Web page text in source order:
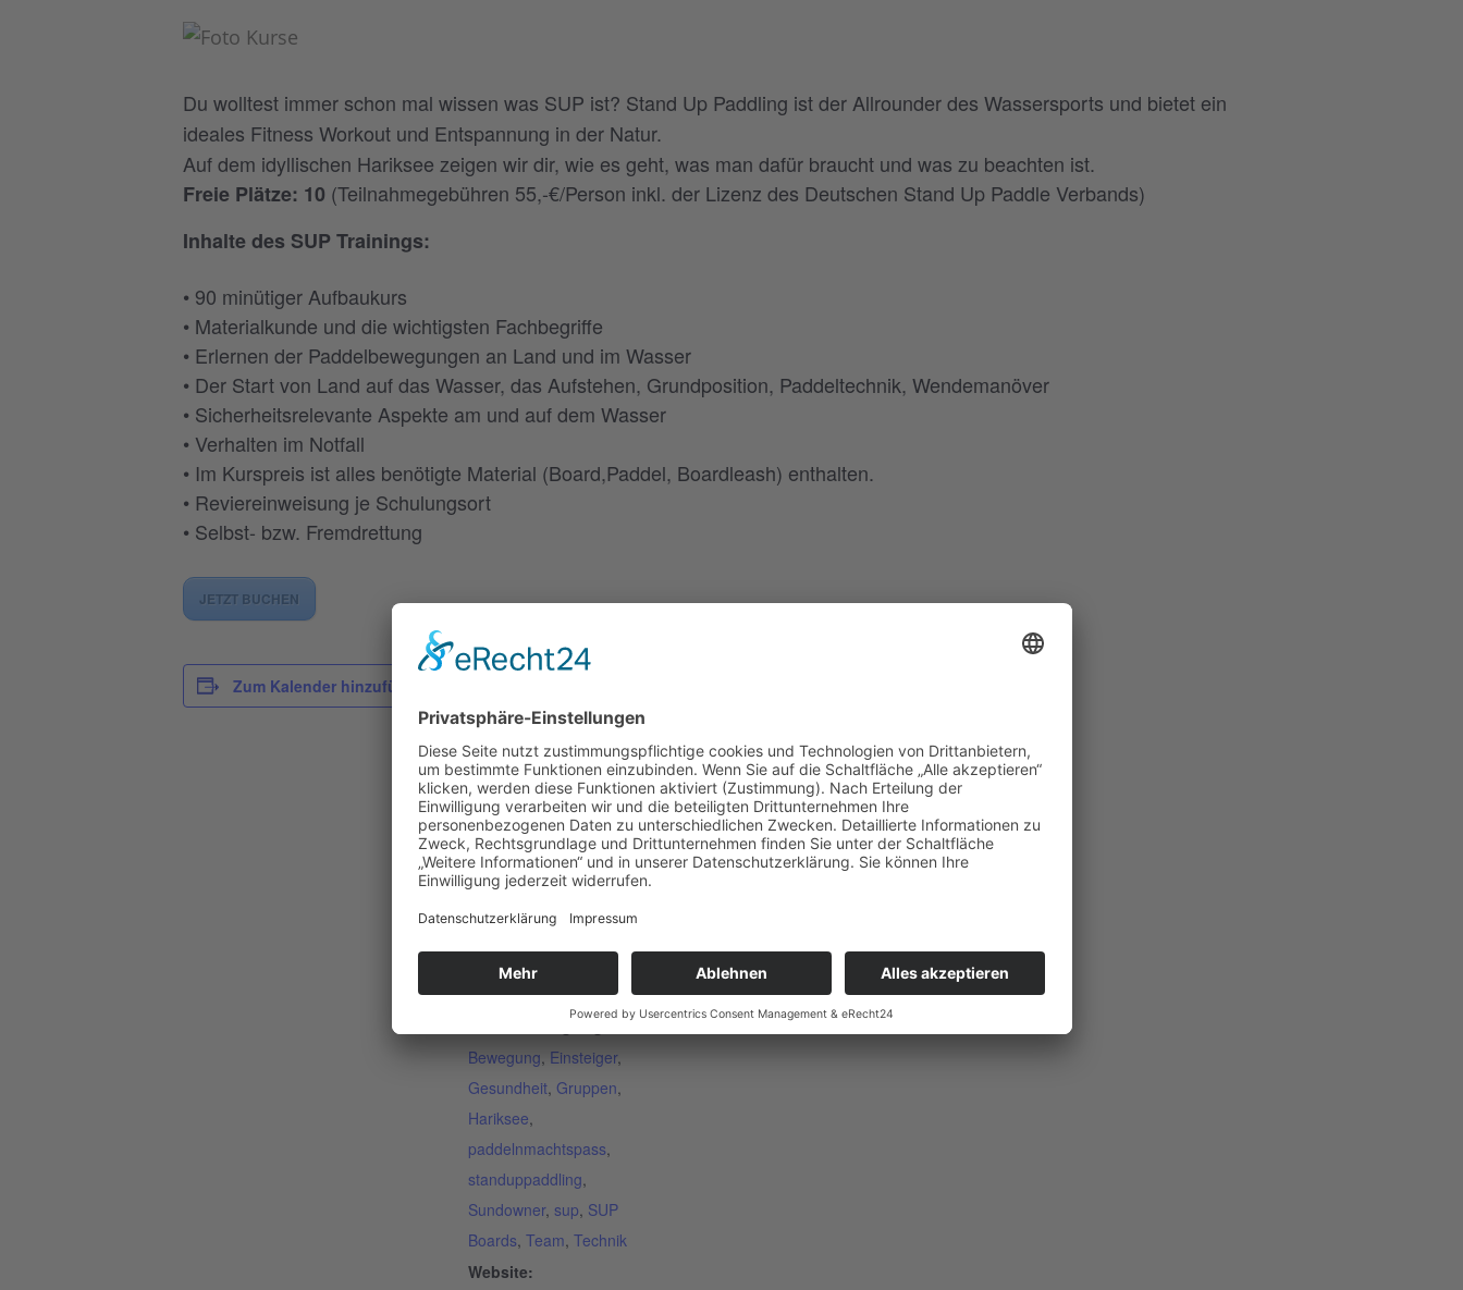
Du wolltest immer schon mal wissen was SUP ist? Stand Up Paddling ist der Allrounder des Wassersports und bietet ein
ideales Fitness Workout und Entspannung in der Natur.
Auf dem idyllischen Hariksee zeigen wir dir, wie es geht, was man dafür braucht und was zu beachten ist.
Freie Plätze: 10 (Teilnahmegebühren 55,-€/Person inkl. der Lizenz des Deutschen Stand Up Paddle Verbands)
Inhalte des SUP Trainings:
• 90 minütiger Aufbaukurs
• Materialkunde und die wichtigsten Fachbegriffe
• Erlernen der Paddelbewegungen an Land und im Wasser
• Der Start von Land auf das Wasser, das Aufstehen, Grundposition, Paddeltechnik, Wendemanöver
• Sicherheitsrelevante Aspekte am und auf dem Wasser
• Verhalten im Notfall
• Im Kurspreis ist alles benötigte Material (Board,Paddel, Boardleash) enthalten.
• Reviereinweisung je Schulungsort
• Selbst- bzw. Fremdrettung
JETZT BUCHEN
Zum Kalender hinzufügen
DETAILS
Datum:
20. August 2023
Zeit:
13:30 - 15:00
Eintritt:
55 €
Einsteigerkurs
Kids-Kurs,Sundowner
Veranstaltung-Tags:
Bewegung Einsteiger,
Gesundheit, Gruppen,
Hariksee,
paddelnmachtspass,
standuppaddling,
Sundowner, sup, SUP
Boards, Team, Technik
Website: